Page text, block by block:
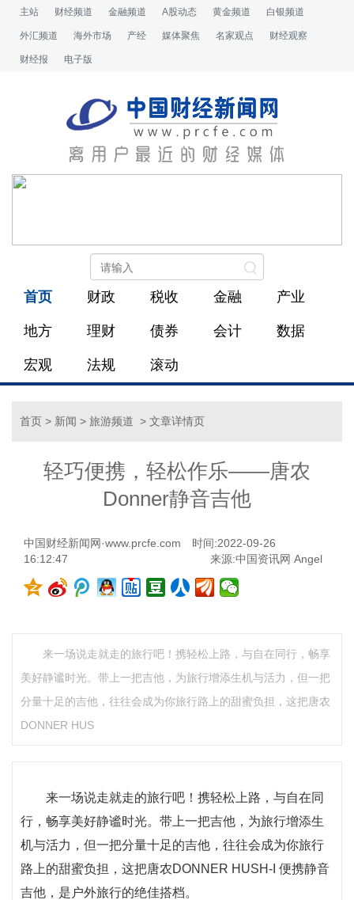
主站 财经频道 金融频道 A股动态 黄金频道 白银频道
外汇频道 海外市场 产经 媒体聚焦 名家观点 财经观察
财经报 电子版
首页 财政 税收 金融 产业
地方 理财 债券 会计 数据
宏观 法规 滚动
首页 > 新闻 > 旅游频道 > 文章详情页
轻巧便携，轻松作乐——唐农
Donner静音吉他
中国财经新闻网·www.prcfe.com
时间:2022-09-26
16:12:47
来源:中国资讯网 Angel
来一场说走就走的旅行吧！携轻松上路，与自在同行，畅享
美好静谧时光。带上一把吉他，为旅行增添生机与活力，但一把
分量十足的吉他，往往会成为你旅行路上的甜蜜负担，这把唐农
DONNER HUS
来一场说走就走的旅行吧！携轻松上路，与自在同
行，畅享美好静谧时光。带上一把吉他，为旅行增添生
机与活力，但一把分量十足的吉他，往往会成为你旅行
路上的甜蜜负担，这把唐农DONNER HUSH-I 便携静音
吉他，是户外旅行的绝佳搭档。